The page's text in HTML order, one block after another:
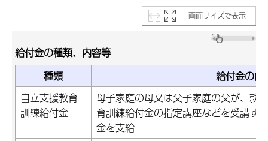
画面サイズで表示
給付金の種類、内容等
種類
給付金の内
自立支援教育
訓練給付金
母子家庭の母又は父子家庭の父が、就
育訓練給付金の指定講座などを受講す
金を支給